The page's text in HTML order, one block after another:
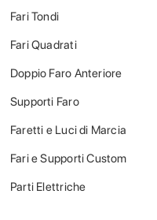
Fari Tondi
Fari Quadrati
Doppio Faro Anteriore
Supporti Faro
Faretti e Luci di Marcia
Fari e Supporti Custom
Parti Elettriche